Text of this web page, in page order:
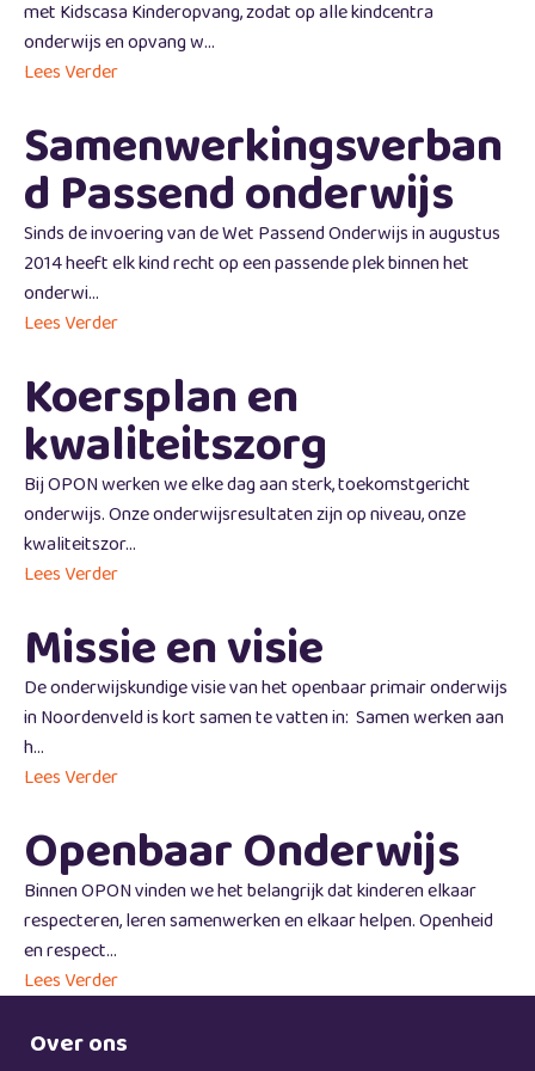
met Kidscasa Kinderopvang, zodat op alle kindcentra
onderwijs en opvang w...
Lees Verder
Samenwerkingsverban
d Passend onderwijs
Sinds de invoering van de Wet Passend Onderwijs in augustus
2014 heeft elk kind recht op een passende plek binnen het
onderwi...
Lees Verder
Koersplan en
kwaliteitszorg
Bij OPON werken we elke dag aan sterk, toekomstgericht
onderwijs. Onze onderwijsresultaten zijn op niveau, onze
kwaliteitszor...
Lees Verder
Missie en visie
De onderwijskundige visie van het openbaar primair onderwijs
in Noordenveld is kort samen te vatten in: Samen werken aan
h...
Lees Verder
Openbaar Onderwijs
Binnen OPON vinden we het belangrijk dat kinderen elkaar
respecteren, leren samenwerken en elkaar helpen. Openheid
en respect...
Lees Verder
Over ons